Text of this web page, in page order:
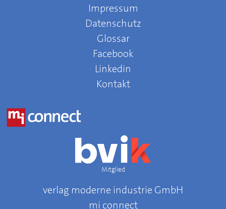
Impressum
Datenschutz
Glossar
Facebook
Linkedin
Kontakt
Mitglied
verlag moderne industrie GmbH
mi connect